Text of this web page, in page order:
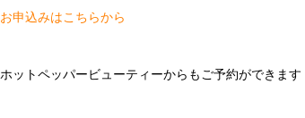
お申込みはこちらから
ホットペッパービューティーからもご予約ができます